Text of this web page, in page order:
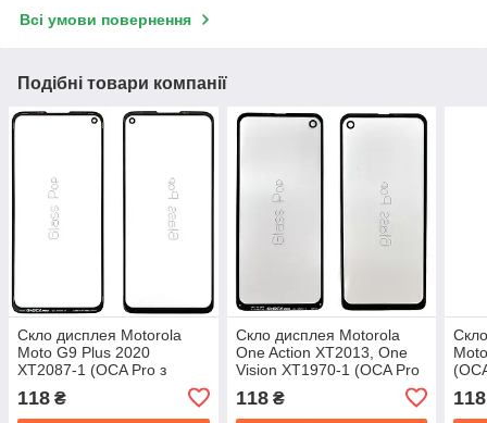
Всі умови повернення
Подібні товари компанії
Скло дисплея Motorola
Moto G9 Plus 2020
XT2087-1 (OCA Pro з
118 ₴
Скло дисплея Motorola
One Action XT2013, One
Vision XT1970-1 (OCA Pro
118₴ 118